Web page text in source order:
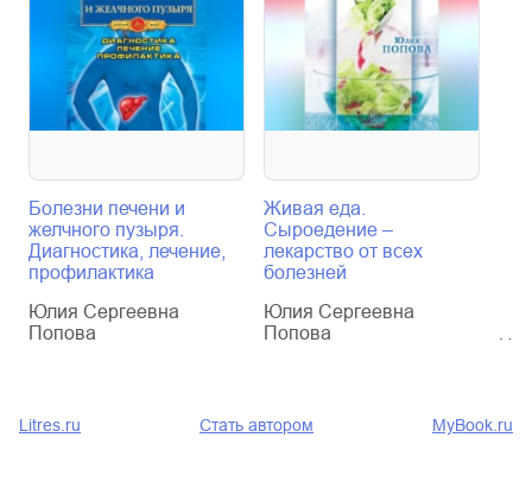
Болезни печени и
желчного пузыря.
Диагностика, лечение,
профилактика
Юлия Сергеевна
Попова
Живая еда.
Сыроедение –
лекарство от всех
болезней
Юлия Сергеевна
Попова
Litres.ru Стать автором MyBook.ru